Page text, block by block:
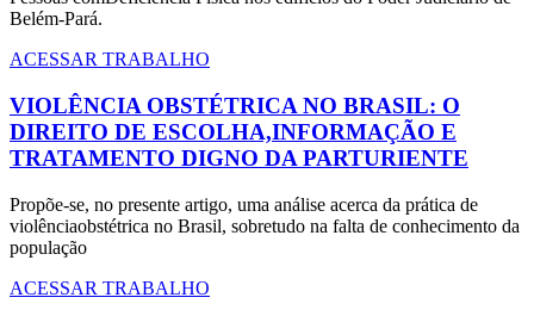
Belém-Pará.
ACESSAR TRABALHO
VIOLÊNCIA OBSTÉTRICA NO BRASIL: O
DIREITO DE ESCOLHA,INFORMAÇÃO E
TRATAMENTO DIGNO DA PARTURIENTE
Propõe-se, no presente artigo, uma análise acerca da prática de
violênciaobstétrica no Brasil, sobretudo na falta de conhecimento da
população
ACESSAR TRABALHO